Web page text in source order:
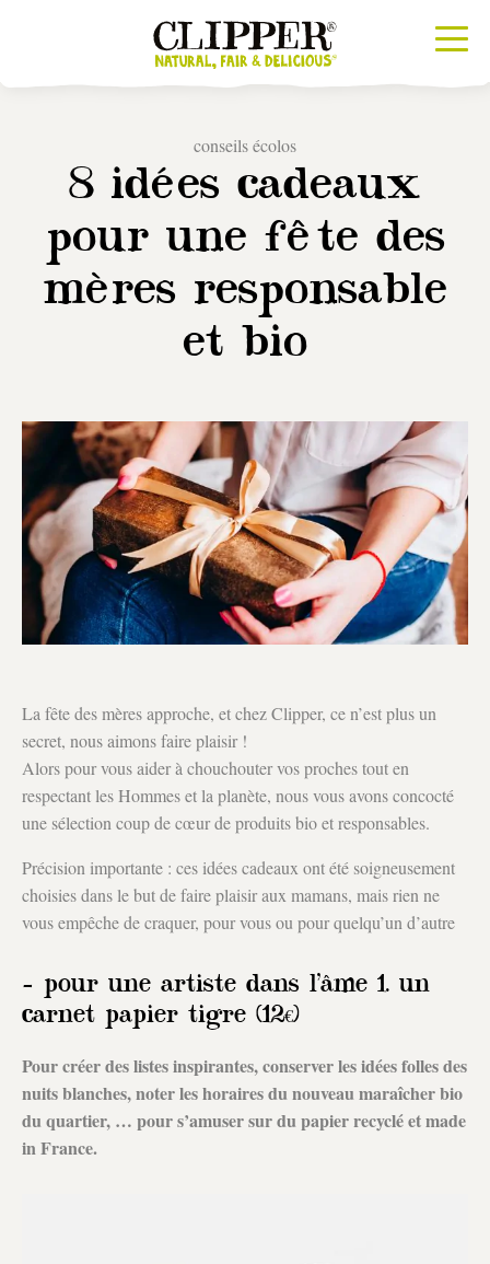
conseils écolos
8 idées cadeaux
pour une fête des
mères responsable
et bio
La fête des mères approche, et chez Clipper, ce n’est plus un
secret, nous aimons faire plaisir !
Alors pour vous aider à chouchouter vos proches tout en
respectant les Hommes et la planète, nous vous avons concocté
une sélection coup de cœur de produits bio et responsables.
Précision importante : ces idées cadeaux ont été soigneusement
choisies dans le but de faire plaisir aux mamans, mais rien ne
vous empêche de craquer, pour vous ou pour quelqu’un d’autre
– pour une artiste dans l’âme 1. un
carnet papier tigre (12€)
Pour créer des listes inspirantes, conserver les idées folles des
nuits blanches, noter les horaires du nouveau maraîcher bio
du quartier, … pour s’amuser sur du papier recyclé et made
in France.